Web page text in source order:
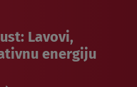
Lavovi,
energiju